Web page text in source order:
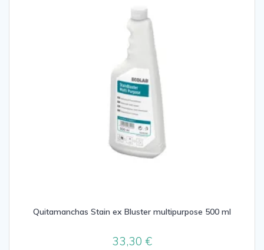
Quitamanchas Stain ex Bluster multipurpose 500 ml
33,30€